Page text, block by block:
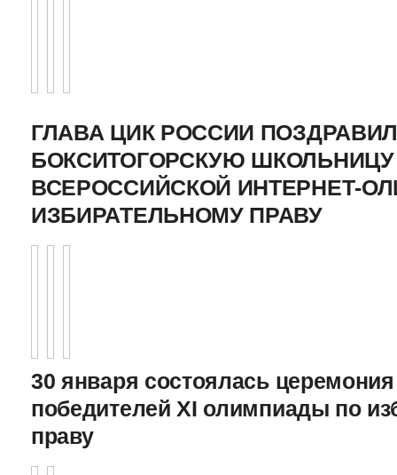
ГЛАВА ЦИК РОССИИ
БОКСИТОГОРСКУЮ
ВСЕРОССИЙСКОЙ ИНТЕРНЕТ-
ИЗБИРАТЕЛЬНОМУ ПРАВУ
30 января состоялась
победителей XI олимпиады по
праву